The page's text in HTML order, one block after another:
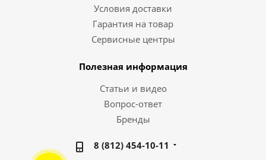
Условия доставки
Гарантия на товар
Сервисные центры
Полезная информация
Статьи и видео
Вопрос-ответ
Бренды
8 (812) 454-10-11